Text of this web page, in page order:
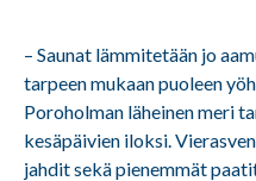
– Saunat lämmitetään jo
tarpeen mukaan puoleen
Poroholman läheinen meri
kesäpäivien iloksi.
jahdit sekä pienemmät